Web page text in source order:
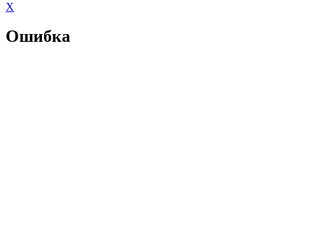
X
Ошибка